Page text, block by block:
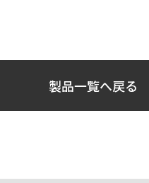
製品一覧へ戻る